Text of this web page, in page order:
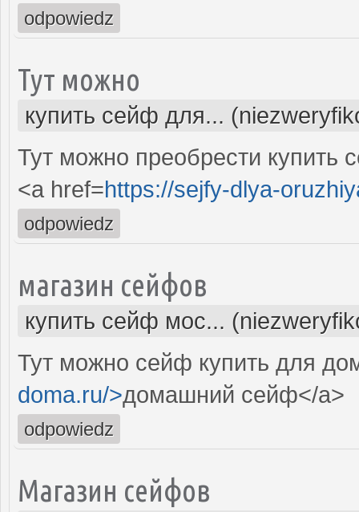
odpowiedz
Тут можно
купить сейф для...
Тут можно преобрести купить
<a href=https://sejfy-dlya-
odpowiedz
магазин сейфов
купить сейф мос...
Тут можно сейф купить для
doma.ru/>домашний сейф</a>
odpowiedz
Магазин сейфов